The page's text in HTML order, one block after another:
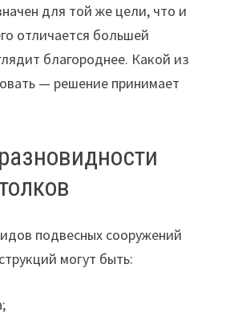
для той же цели, что и
отличается большей
благороднее. Какой из
— решение принимает
подвесных сооружений
могут быть: